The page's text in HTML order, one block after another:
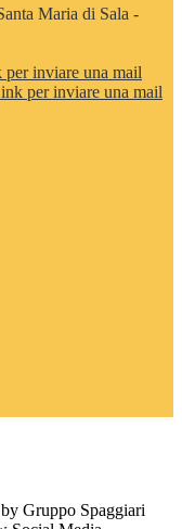
Maria di Sala -
inviare una mail
per inviare una mail
Gruppo Spaggiari